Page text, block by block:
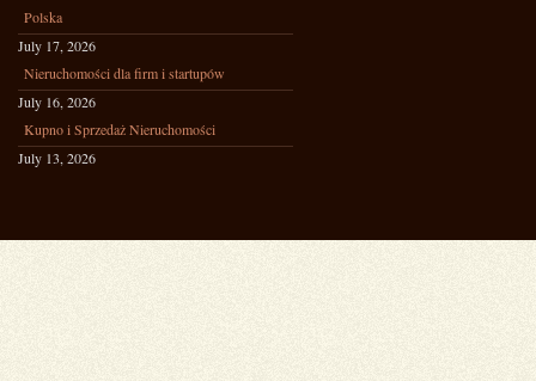
Polska
July 17, 2026
Nieruchomości dla firm i startupów
July 16, 2026
Kupno i Sprzedaż Nieruchomości
July 13, 2026